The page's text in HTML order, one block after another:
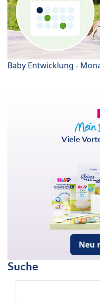
Baby Entwicklung -
Viele
Neu
Suche